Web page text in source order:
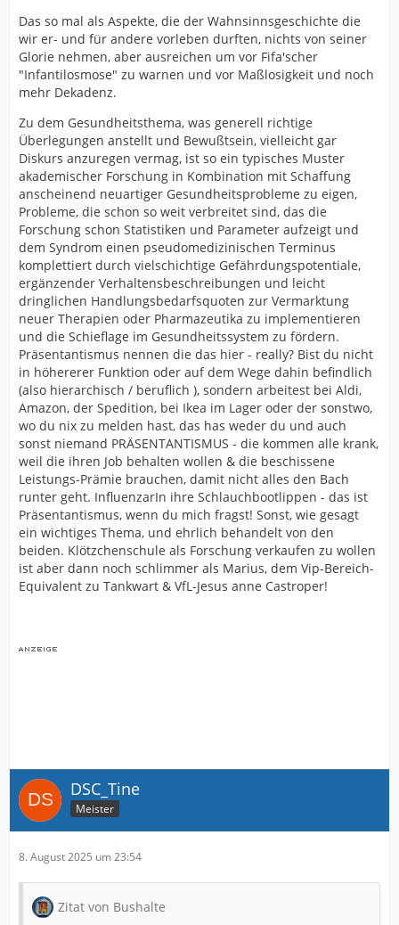
Das so mal als Aspekte, die der Wahnsinnsgeschichte die
wir er- und für andere vorleben durften, nichts von seiner
Glorie nehmen, aber ausreichen um vor Fifa'scher
"Infantilosmose" zu warnen und vor Maßlosigkeit und noch
mehr Dekadenz.
Zu dem Gesundheitsthema, was generell richtige
Überlegungen anstellt und Bewußtsein, vielleicht gar
Diskurs anzuregen vermag, ist so ein typisches Muster
akademischer Forschung in Kombination mit Schaffung
anscheinend neuartiger Gesundheitsprobleme zu eigen,
Probleme, die schon so weit verbreitet sind, das die
Forschung schon Statistiken und Parameter aufzeigt und
dem Syndrom einen pseudomedizinischen Terminus
komplettiert durch vielschichtige Gefährdungspotentiale,
ergänzender Verhaltensbeschreibungen und leicht
dringlichen Handlungsbedarfsquoten zur Vermarktung
neuer Therapien oder Pharmazeutika zu implementieren
und die Schieflage im Gesundheitssystem zu fördern.
Präsentantismus nennen die das hier - really? Bist du nicht
in höhererer Funktion oder auf dem Wege dahin befindlich
(also hierarchisch / beruflich ), sondern arbeitest bei Aldi,
Amazon, der Spedition, bei Ikea im Lager oder der sonstwo,
wo du nix zu melden hast, das has weder du und auch
sonst niemand PRÄSENTANTISMUS - die kommen alle krank,
weil die ihren Job behalten wollen & die beschissene
Leistungs-Prämie brauchen, damit nicht alles den Bach
runter geht. InfluenzarIn ihre Schlauchbootlippen - das ist
Präsentantismus, wenn du mich fragst! Sonst, wie gesagt
ein wichtiges Thema, und ehrlich behandelt von den
beiden. Klötzchenschule als Forschung verkaufen zu wollen
ist aber dann noch schlimmer als Marius, dem Vip-Bereich-
Equivalent zu Tankwart & VfL-Jesus anne Castroper!
DSC_Tine
Meister
8. August 2025 um 23:54
Zitat von Bushalte